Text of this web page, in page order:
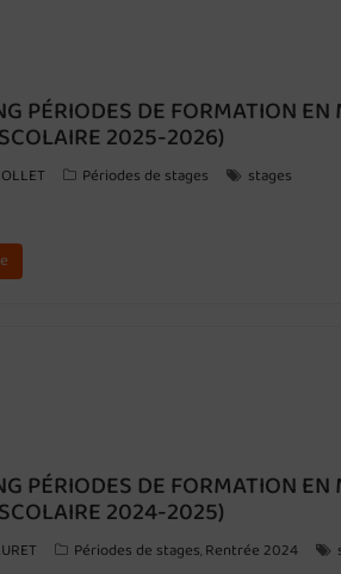
PÉRIODES DE FORMATION
2025-2026)
Périodes de stages stages
PÉRIODES DE FORMATION
2024-2025)
Périodes de stages, Rentrée 2024